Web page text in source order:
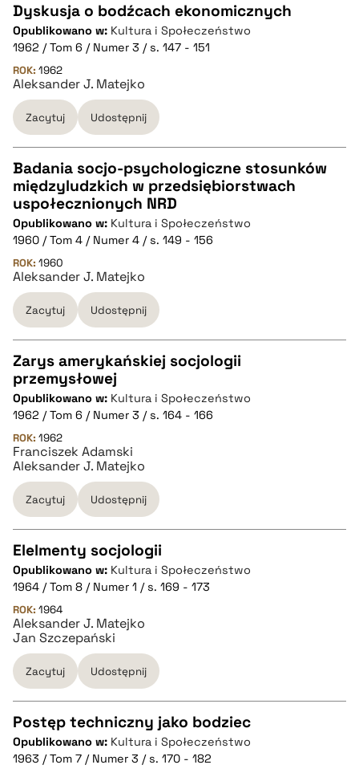
pobierz cytat
CZYSTY TEKST
pobierz cytat
BIBTEX
pobierz cytat
Dyskusja o bodźcach ekonomicznych
Opublikowano w: Kultura i Społeczeństwo
1962 / Tom 6 / Numer 3 / s. 147 - 151
ROK: 1962
Aleksander J. Matejko
Zacytuj Udostępnij
CZYSTY TEKST
pobierz cytat
BIBTEX
pobierz cytat
Badania socjo-psychologiczne stosunków
międzyludzkich w przedsiębiorstwach
uspołecznionych NRD
Opublikowano w: Kultura i Społeczeństwo
1960 / Tom 4 / Numer 4 / s. 149 - 156
ROK: 1960
Aleksander J. Matejko
Zacytuj Udostępnij
CZYSTY TEKST
pobierz cytat
BIBTEX
pobierz cytat
Zarys amerykańskiej socjologii
przemysłowej
Opublikowano w: Kultura i Społeczeństwo
1962 / Tom 6 / Numer 3 / s. 164 - 166
ROK: 1962
Franciszek Adamski
Aleksander J. Matejko
Zacytuj Udostępnij
CZYSTY TEKST
pobierz cytat
BIBTEX
pobierz cytat
Elelmenty socjologii
Opublikowano w: Kultura i Społeczeństwo
1964 / Tom 8 / Numer 1 / s. 169 - 173
ROK: 1964
Aleksander J. Matejko
Jan Szczepański
Zacytuj Udostępnij
CZYSTY TEKST
Postęp techniczny jako bodziec
Opublikowano w: Kultura i Społeczeństwo
1963 / Tom 7 / Numer 3 / s. 170 - 182